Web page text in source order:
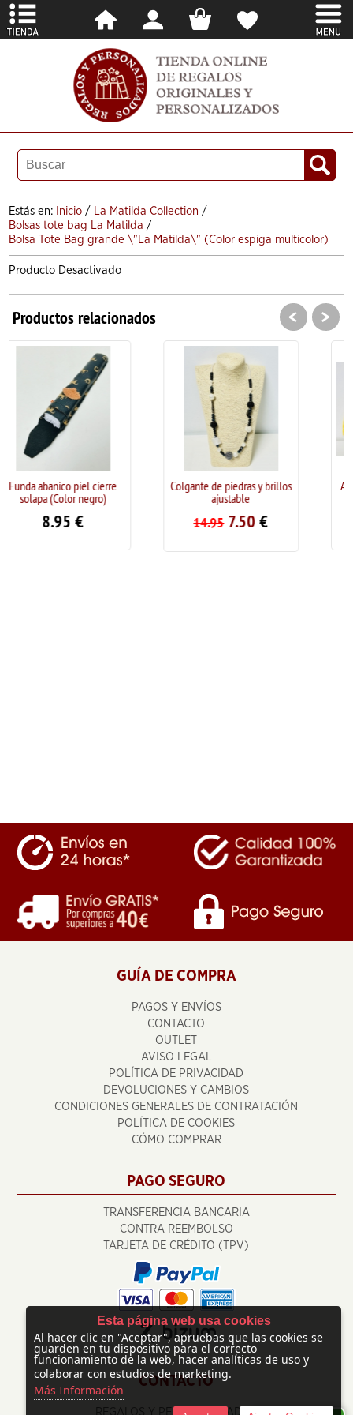
Estás en: Inicio / La Matilda Collection /
Bolsas tote bag La Matilda /
Bolsa Tote Bag grande \"La Matilda\" (Color espiga multicolor)
Producto Desactivado
Productos relacionados
piel cierre
negro)
Colgante de piedras y brillos
ajustable
7.50€
Abanico de
< >
GUÍA DE COMPRA
PAGOS Y ENVÍOS
CONTACTO
OUTLET
AVISO LEGAL
POLÍTICA DE PRIVACIDAD
DEVOLUCIONES Y CAMBIOS
CONDICIONES GENERALES DE CONTRATACIÓN
POLÍTICA DE COOKIES
CÓMO COMPRAR
PAGO SEGURO
TRANSFERENCIA BANCARIA
CONTRA REEMBOLSO
TARJETA DE CRÉDITO (TPV)
CONTACTO
REGALOS Y PERSONALIZADOS
Esta página web usa cookies
Al hacer clic en "Aceptar", apruebas que las cookies se
guarden en tu dispositivo para el correcto
funcionamiento de la web, hacer analíticas de uso y
colaborar con estudios de marketing.
Más Información